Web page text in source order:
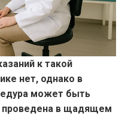
к такой
нет, однако в
может быть
проведена в щадящем